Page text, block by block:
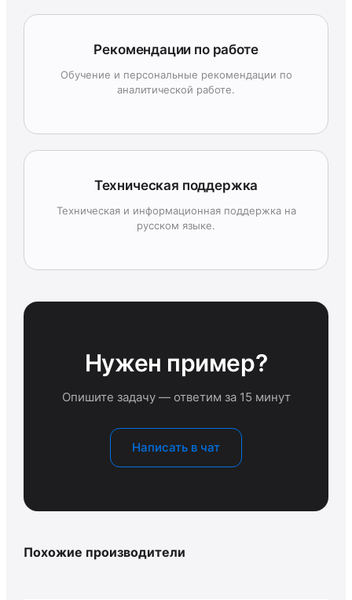
Рекомендации по работе
Обучение и персональные рекомендации по
аналитической работе.
Техническая поддержка
Техническая и информационная поддержка на
русском языке.
Нужен пример?
Опишите задачу — ответим за 15 минут
Написать в чат
Похожие производители